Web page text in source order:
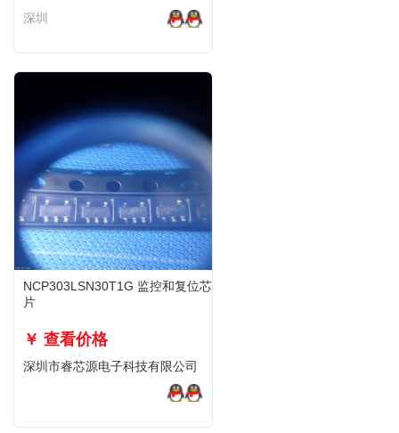
深圳
NCP303LSN30T1G 监控和复位芯
片
￥ 查看价格
深圳市睿芯源电子科技有限公司